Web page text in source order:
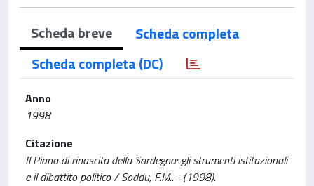
Scheda breve
Scheda completa
Scheda completa (DC)
Anno
1998
Citazione
Il Piano di rinascita della Sardegna: gli strumenti istituzionali
e il dibattito politico / Soddu, F.M.. - (1998).